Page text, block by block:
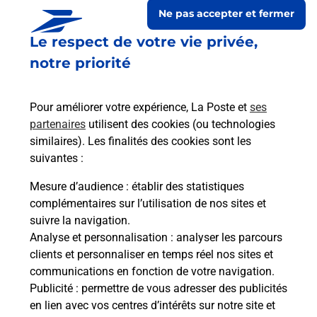
Le respect de votre vie privée,
notre priorité
Pour améliorer votre expérience, La Poste et ses
partenaires utilisent des cookies (ou technologies
similaires). Les finalités des cookies sont les
suivantes :
Mesure d’audience : établir des statistiques
complémentaires sur l’utilisation de nos sites et
suivre la navigation.
Analyse et personnalisation : analyser les parcours
clients et personnaliser en temps réel nos sites et
communications en fonction de votre navigation.
Publicité : permettre de vous adresser des publicités
en lien avec vos centres d’intérêts sur notre site et
Ne pas accepter et fermer
Collecte du courrier aujourd'hui à 11h30
Rue De La Mairie
30330 Saint Pons La Calm
Itinéraire
Le lien s'ouvre dans un nouvel onglet